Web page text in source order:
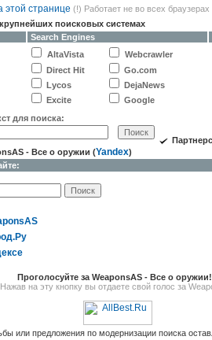
этой странице (!) Работает не во всех браузерах
поисковых системах
Search Engines
AltaVista
Direct Hit
Lycos
Excite
Webcrawler
Go.com
DejaNews
Google
для поиска:
- Все о оружии (Yandex)
Проголосуйте за WeaponsAS - Все о
Нажав на эту кнопку вы отдаете свой голос за
или предложения по модернизации поиска